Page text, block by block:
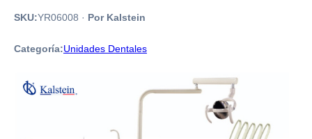
SKU:YR06008 · Por Kalstein
Categoría:Unidades Dentales